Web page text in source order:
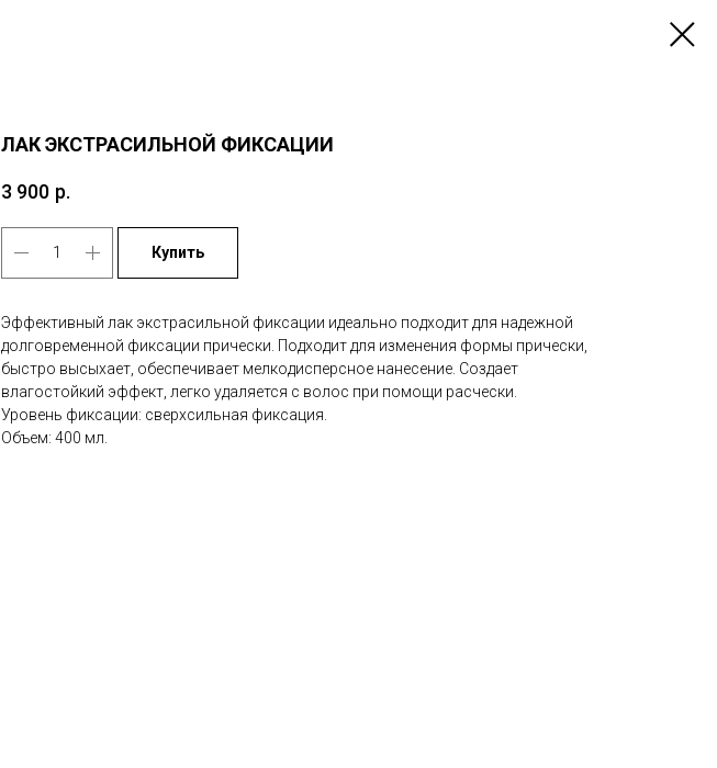
ЛАК ЭКСТРАСИЛЬНОЙ ФИКСАЦИИ
3 900 р.
Купить
Эффективный лак экстрасильной фиксации идеально подходит для надежной
долговременной фиксации прически. Подходит для изменения формы прически,
быстро высыхает, обеспечивает мелкодисперсное нанесение. Создает
влагостойкий эффект, легко удаляется с волос при помощи расчески.
Уровень фиксации: сверхсильная фиксация.
Объем: 400 мл.